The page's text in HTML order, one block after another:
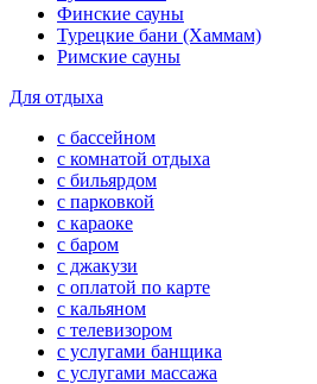
Финские сауны
Турецкие бани (Хаммам)
Римские сауны
Для отдыха
с бассейном
с комнатой отдыха
с бильярдом
с парковкой
с караоке
с баром
с джакузи
с оплатой по карте
с кальяном
с телевизором
с услугами банщика
с услугами массажа